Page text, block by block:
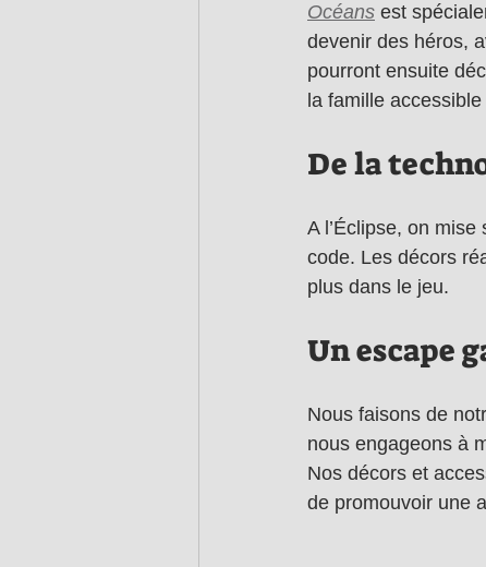
Océans est
devenir des héros,
pourront ensuite
la famille
De la
A l’Éclipse, on
code. Les décors
plus dans le jeu.
Un escape
Nous faisons de
nous engageons à
Nos décors et
de promouvoir une